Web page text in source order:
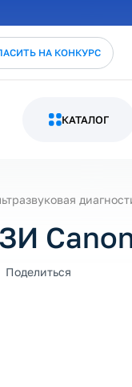
НА КОНКУРС
КАТАЛОГ
Поделиться